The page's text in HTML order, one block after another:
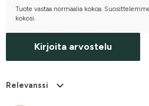
Tuote vastaa normaalia kokoa.
kokosi.
Kirjoita arvostelu
Relevanssi